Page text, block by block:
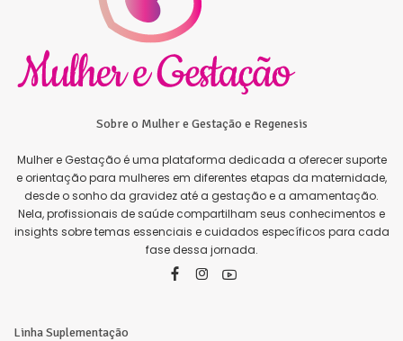
Sobre o Mulher e Gestação e Regenesis
Mulher e Gestação é uma plataforma dedicada a oferecer suporte
e orientação para mulheres em diferentes etapas da maternidade,
desde o sonho da gravidez até a gestação e a amamentação.
Nela, profissionais de saúde compartilham seus conhecimentos e
insights sobre temas essenciais e cuidados específicos para cada
fase dessa jornada.
Linha Suplementação